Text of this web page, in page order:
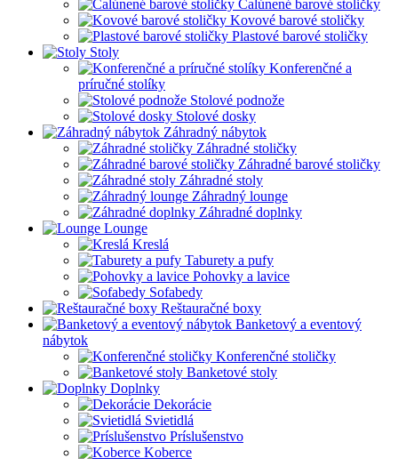
Čalúnené barové stoličky
Kovové barové stoličky
Plastové barové stoličky
Stoly
Konferenčné a
príručné stolíky
Stolové podnože
Stolové dosky
Záhradný nábytok
Záhradné stoličky
Záhradné barové stoličky
Záhradné stoly
Záhradný lounge
Záhradné doplnky
Lounge
Kreslá
Taburety a pufy
Pohovky a lavice
Sofabedy
Reštauračné boxy
Banketový a eventový
nábytok
Konferenčné stoličky
Banketové stoly
Doplnky
Dekorácie
Svietidlá
Príslušenstvo
Koberce